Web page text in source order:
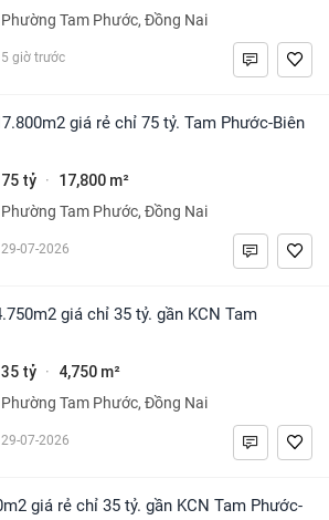
Phường Tam Phước, Đồng Nai
5 giờ trước
75 tỷ · 17,800 m²
Phường Tam Phước, Đồng Nai
29-07-2026
35 tỷ · 4,750 m²
Phường Tam Phước, Đồng Nai
29-07-2026